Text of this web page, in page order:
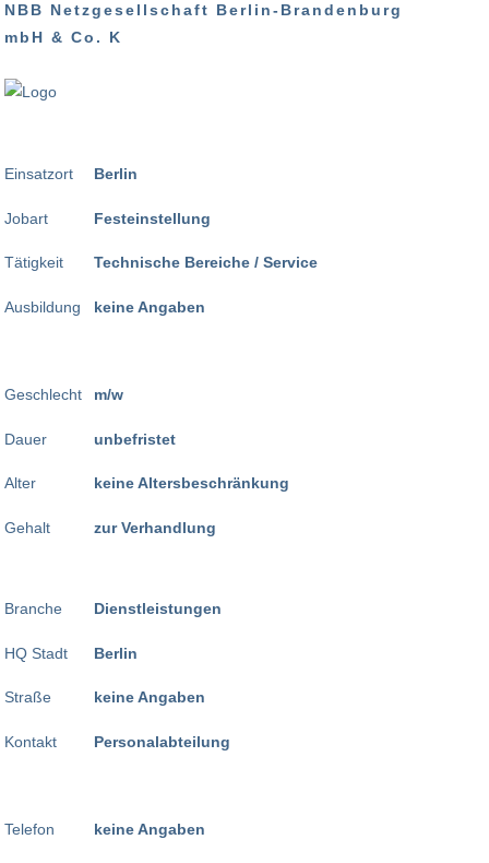
NBB Netzgesellschaft Berlin-Brandenburg
mbH & Co. K
Einsatzort
Jobart
Tätigkeit
Ausbildung
Geschlecht
Dauer
Alter
Gehalt
Berlin
Festeinstellung
Technische Bereiche / Service
keine Angaben
m/w
unbefristet
keine Altersbeschränkung
zur Verhandlung
Branche
HQ Stadt
Straße
Kontakt
Telefon
Dienstleistungen
Berlin
keine Angaben
Personalabteilung
keine Angaben